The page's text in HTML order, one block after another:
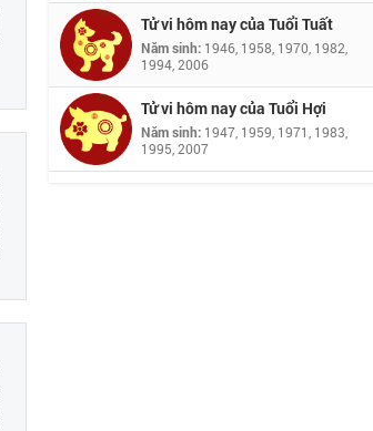
Tử vi hôm nay của Tuổi Tuất
Năm sinh: 1946, 1958, 1970, 1982,
1994, 2006
Tử vi hôm nay của Tuổi Hợi
Năm sinh: 1947, 1959, 1971, 1983,
1995, 2007